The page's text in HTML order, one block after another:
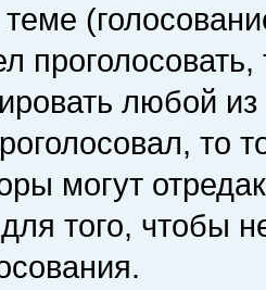
любой
то
могут
того, чтобы